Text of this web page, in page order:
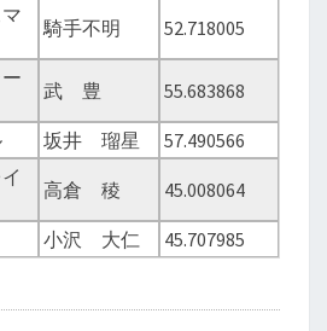
騎手不明 52.718005
武 豊 55.683868
坂井 瑠星 57.490566
高倉 稜 45.008064
小沢 大仁 45.707985